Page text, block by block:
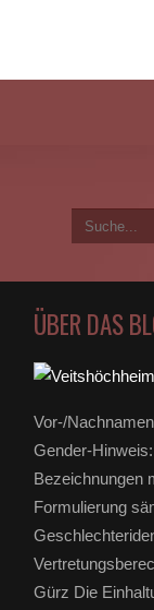
ÜBER DAS
Vor-/
Gender-
Bezeichnungen
Formulierung
Gürz Die